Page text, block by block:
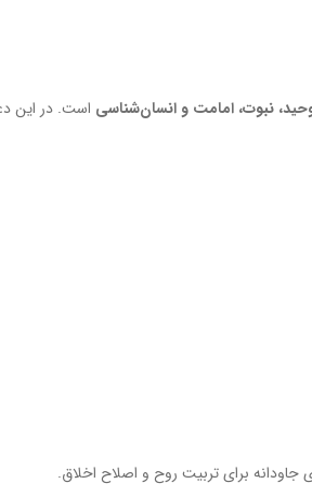
نبوت، امامت و انسان‌شناسی است. در این
برای تربیت روح و اصلاح اخلاق.